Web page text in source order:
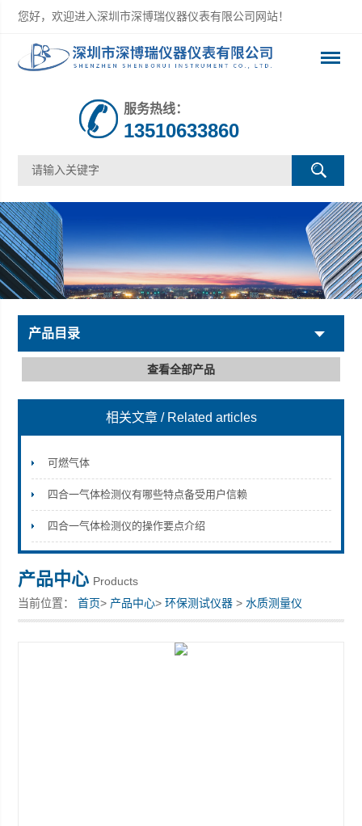
您好，欢迎进入深圳市深博瑞仪器仪表有限公司网站！
深圳市深博瑞仪器仪表有限公司
服务热线：
13510633860
产品目录
查看全部产品
相关文章 / Related articles
可燃气体
四合一气体检测仪有哪些特点备受用户信赖
四合一气体检测仪的操作要点介绍
产品中心 Products
当前位置：首页> 产品中心>环保测试仪器 > 水质测量仪